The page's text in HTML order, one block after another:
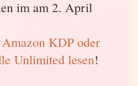
im am 2. April
KDP oder
Unlimited lesen!